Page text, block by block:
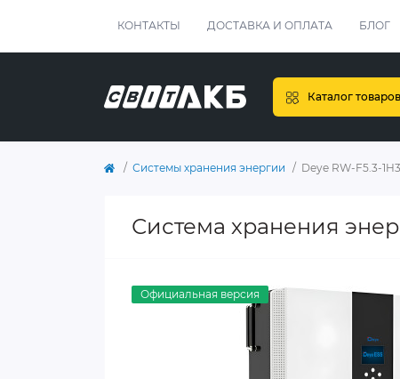
КОНТАКТЫ ДОСТАВКА И ОПЛАТА БЛОГ
Каталог товаров
Системы хранения энергии Deye RW-F5.3-1H3
Система хранения
Официальная версия